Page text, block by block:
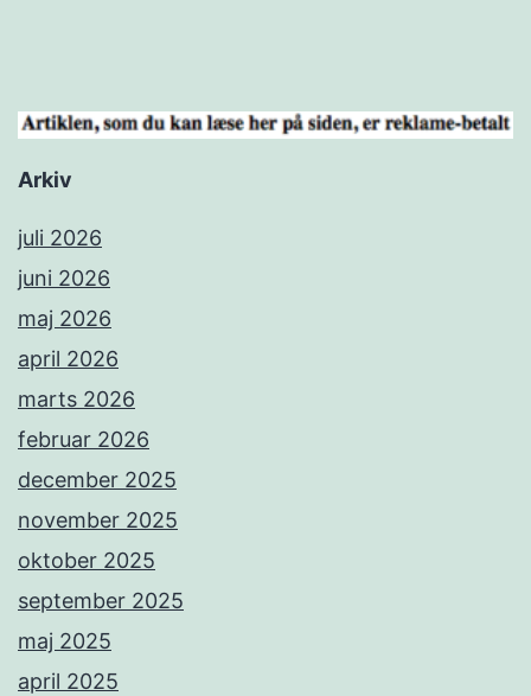
Arkiv
juli 2026
juni 2026
maj 2026
april 2026
marts 2026
februar 2026
december 2025
november 2025
oktober 2025
september 2025
maj 2025
april 2025